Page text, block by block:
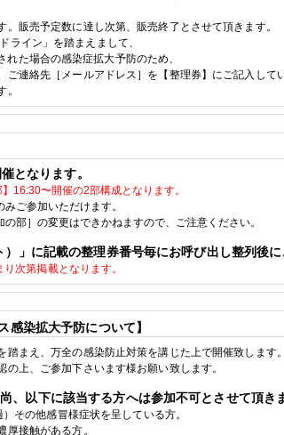
販売予定数に達し次第、販売終了とさせて頂きます。
ライン」を踏まえまして、
た場合の感染症拡大予防のため、
連絡先［メールアドレス］を【整理券】にご記入して
となります。
】16:30〜開催の2部構成とな ります。
ご参加いただけます。
部］の変更はできかねますので、ご注意ください。
）」に記載の整理券番号毎にお呼び出し整列後
次第掲載となります。
感染拡大予防について】
まえ、万全の感染防止対策を講じた上で開催致します。
上、ご参加下さいます様お願い致します。
、以下に該当する方へは参加不可とさせて頂き
）その他感冒様症状を呈している方。
接触がある方。